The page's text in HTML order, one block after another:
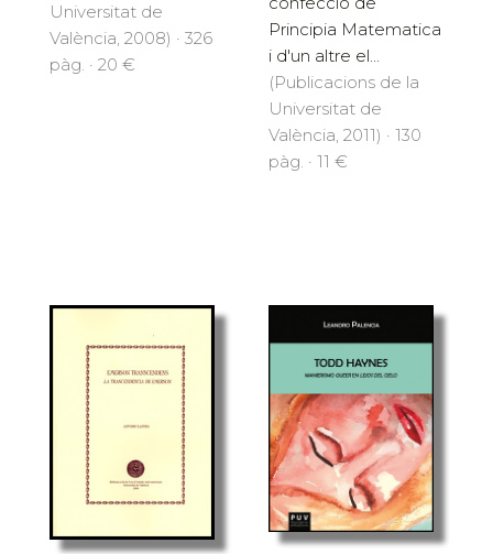
Universitat de
València, 2008) · 326
pàg. · 20 €
Principia Matematica
i d'un altre el...
(Publicacions de la
Universitat de
València, 2011) · 130
pàg. · 11 €